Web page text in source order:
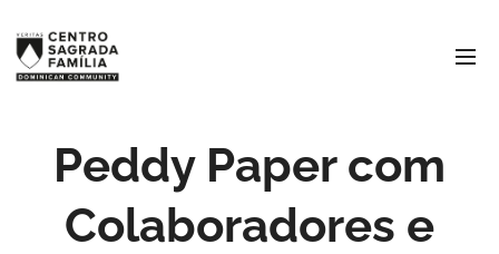
Peddy Paper com
Colaboradores e